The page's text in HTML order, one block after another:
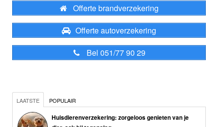
Offerte brandverzekering
Offerte autoverzekering
Bel 051/77 90 29
LAATSTE POPULAIR
Huisdierenverzekering: zorgeloos genieten van je